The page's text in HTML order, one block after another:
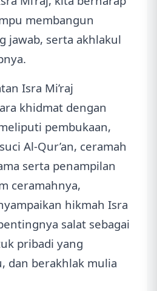
membangun
jawab, serta akhlakul
Isra Mi’raj
khidmat dengan
pembukaan,
Al-Qur’an, ceramah
serta penampilan
ceramahnya,
hikmah Isra
salat sebagai
pribadi yang
dan berakhlak mulia